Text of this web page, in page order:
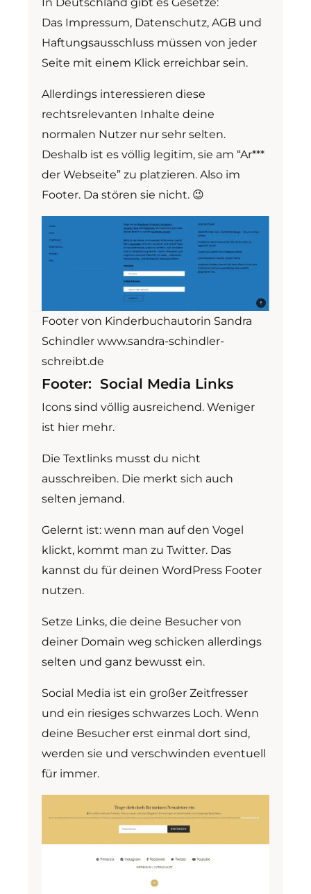
Das Impressum, Datenschutz, AGB und
Haftungsausschluss müssen von jeder
Seite mit einem Klick erreichbar sein.
Allerdings interessieren diese
rechtsrelevanten Inhalte deine
normalen Nutzer nur sehr selten.
Deshalb ist es völlig legitim, sie am “Ar***
der Webseite” zu platzieren. Also im
Footer. Da stören sie nicht. 😉
Footer von Kinderbuchautorin Sandra
Schindler www.sandra-schindler-
schreibt.de
Footer: Social Media Links
Icons sind völlig ausreichend. Weniger
ist hier mehr.
Die Textlinks musst du nicht
ausschreiben. Die merkt sich auch
selten jemand.
Gelernt ist: wenn man auf den Vogel
klickt, kommt man zu Twitter. Das
kannst du für deinen WordPress Footer
nutzen.
Setze Links, die deine Besucher von
deiner Domain weg schicken allerdings
selten und ganz bewusst ein.
Social Media ist ein großer Zeitfresser
und ein riesiges schwarzes Loch. Wenn
deine Besucher erst einmal dort sind,
werden sie und verschwinden eventuell
für immer.